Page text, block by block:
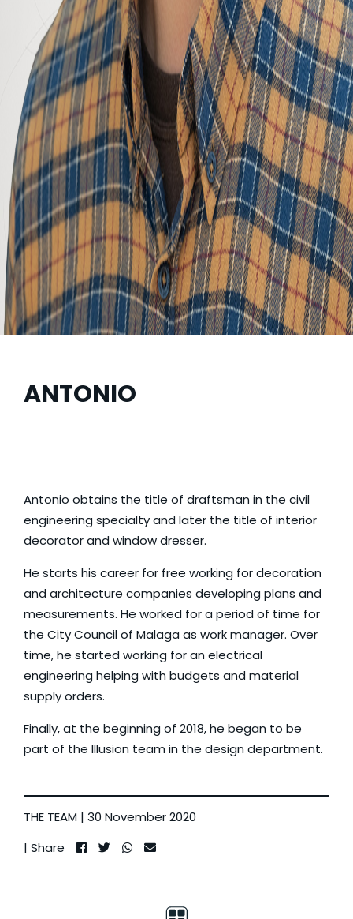
ANTONIO
Antonio obtains the title of draftsman in the civil
engineering specialty and later the title of interior
decorator and window dresser.
He starts his career for free working for decoration
and architecture companies developing plans and
measurements. He worked for a period of time for
the City Council of Malaga as work manager. Over
time, he started working for an electrical
engineering helping with budgets and material
supply orders.
Finally, at the beginning of 2018, he began to be
part of the Illusion team in the design department.
THE TEAM | 30 November 2020
| Share